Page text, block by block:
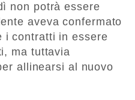
non potrà essere
aveva confermato
i contratti in essere
ma tuttavia
allinearsi al nuovo